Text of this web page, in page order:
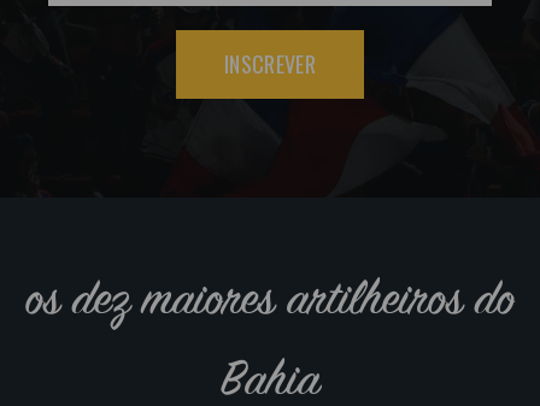
INSCREVER
os dez maiores artilheiros do
Bahia